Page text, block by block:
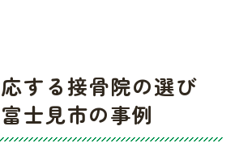
する接骨院の選び
士見市の事例